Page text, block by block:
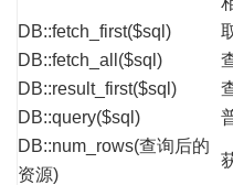
DB::fetch_first($sql)
DB::fetch_all($sql)
DB::result_first($sql)
DB::query($sql)
DB::num_rows(查询后的
资源)